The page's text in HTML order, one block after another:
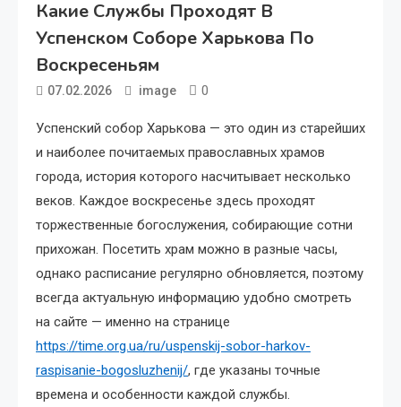
Какие Службы Проходят В
Успенском Соборе Харькова По
Воскресеньям
07.02.2026 image 0
Успенский собор Харькова — это один из старейших
и наиболее почитаемых православных храмов
города, история которого насчитывает несколько
веков. Каждое воскресенье здесь проходят
торжественные богослужения, собирающие сотни
прихожан. Посетить храм можно в разные часы,
однако расписание регулярно обновляется, поэтому
всегда актуальную информацию удобно смотреть
на сайте — именно на странице
https://time.org.ua/ru/uspenskij-sobor-harkov-
raspisanie-bogosluzhenij/, где указаны точные
времена и особенности каждой службы.